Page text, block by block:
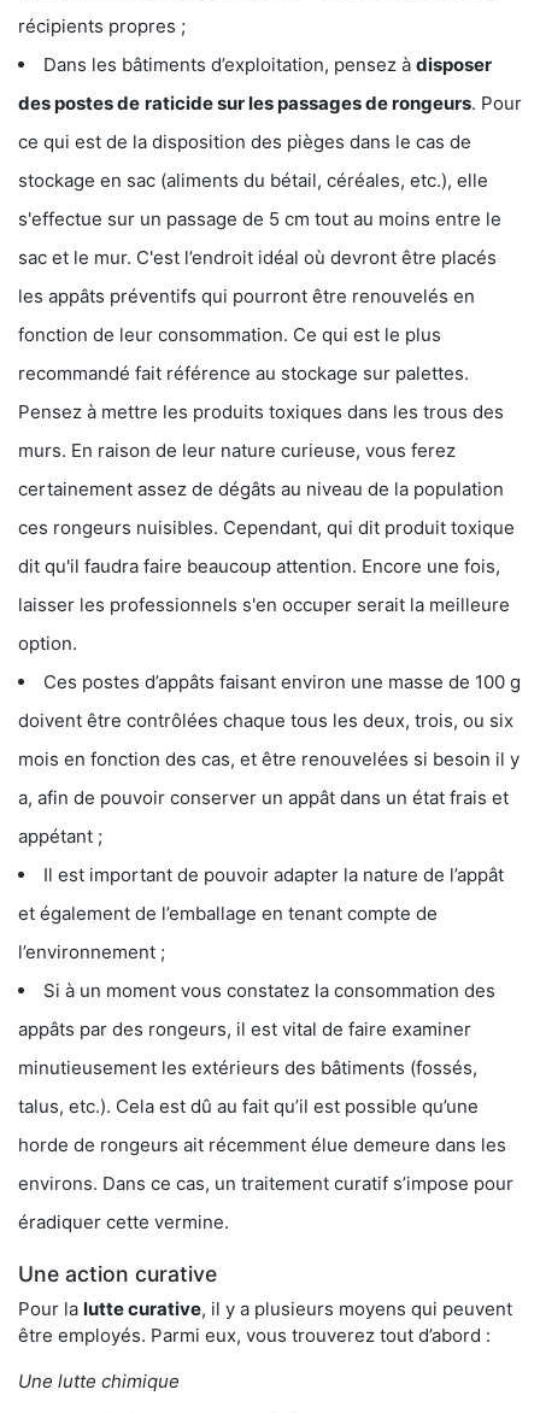
récipients propres ;
Dans les bâtiments d’exploitation, pensez à disposer
des postes de raticide sur les passages de rongeurs. Pour
ce qui est de la disposition des pièges dans le cas de
stockage en sac (aliments du bétail, céréales, etc.), elle
s'effectue sur un passage de 5 cm tout au moins entre le
sac et le mur. C'est l’endroit idéal où devront être placés
les appâts préventifs qui pourront être renouvelés en
fonction de leur consommation. Ce qui est le plus
recommandé fait référence au stockage sur palettes.
Pensez à mettre les produits toxiques dans les trous des
murs. En raison de leur nature curieuse, vous ferez
certainement assez de dégâts au niveau de la population
ces rongeurs nuisibles. Cependant, qui dit produit toxique
dit qu'il faudra faire beaucoup attention. Encore une fois,
laisser les professionnels s'en occuper serait la meilleure
option.
Ces postes d’appâts faisant environ une masse de 100 g
doivent être contrôlées chaque tous les deux, trois, ou six
mois en fonction des cas, et être renouvelées si besoin il y
a, afin de pouvoir conserver un appât dans un état frais et
appétant ;
Il est important de pouvoir adapter la nature de l’appât
et également de l’emballage en tenant compte de
l’environnement ;
Si à un moment vous constatez la consommation des
appâts par des rongeurs, il est vital de faire examiner
minutieusement les extérieurs des bâtiments (fossés,
talus, etc.). Cela est dû au fait qu’il est possible qu’une
horde de rongeurs ait récemment élue demeure dans les
environs. Dans ce cas, un traitement curatif s’impose pour
éradiquer cette vermine.
Une action curative
Pour la lutte curative, il y a plusieurs moyens qui peuvent
être employés. Parmi eux, vous trouverez tout d’abord :
Une lutte chimique